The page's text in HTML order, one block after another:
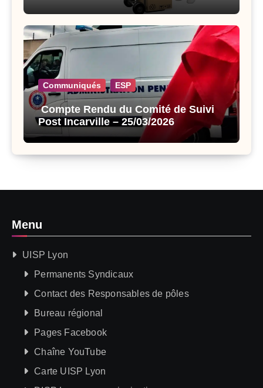
Communiqués ESP
Compte Rendu du Comité de Suivi
Post Incarville – 25/03/2026
Menu
UISP Lyon
Permanents Syndicaux
Contact des Responsables de pôles
Bureau régional
Pages Facebook
Chaîne YouTube
Carte UISP Lyon